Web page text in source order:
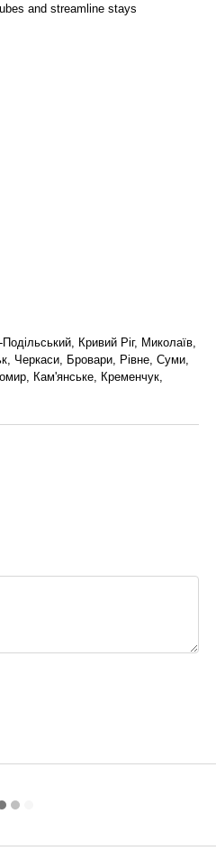
and streamline stays
Кривий Ріг, Миколаїв,
Черкаси, Бровари, Рівне, Суми,
Кам'янське, Кременчук,